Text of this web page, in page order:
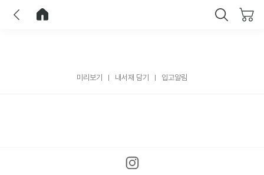
미리보기 내서재 담기 입고알림